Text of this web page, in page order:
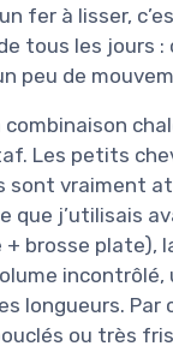
fer à lisser,
tous les jours :
peu de
Les petits
sont vraiment
que j’utilisais
+ brosse plate),
incontrôlé,
longueurs. Par
ou très